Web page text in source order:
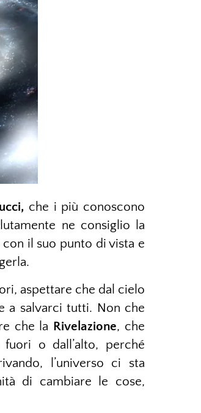
che i più conoscono
ne consiglio la
il suo punto di vista e
aspettare che dal cielo
a salvarci tutti. Non che
che la Rivelazione, che
o dall’alto, perché
l’universo ci sta
di cambiare le cose,